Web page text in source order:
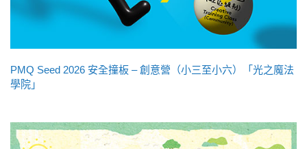
PMQ Seed 2026 安全撞板 – 創意營（小三至小六）「光之魔法
學院」